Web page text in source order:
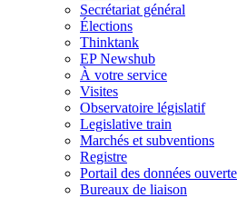
Secrétariat général
Élections
Thinktank
EP Newshub
À votre service
Visites
Observatoire législatif
Legislative train
Marchés et subventions
Registre
Portail des données
Bureaux de liaison